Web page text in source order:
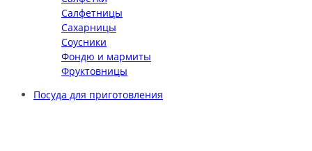
Салфетницы
Сахарницы
Соусники
Фондю и мармиты
Фруктовницы
Посуда для приготовления